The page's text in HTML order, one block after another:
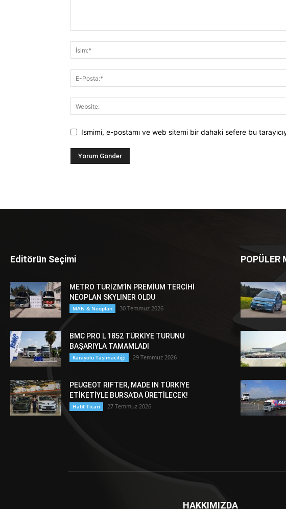
Ismimi, e-postamı ve web sitemi bir dahaki sefere bu
Editörün Seçimi
METRO TURİZM’İN PREMİUM TERCİHİ
NEOPLAN SKYLINER OLDU
MAN & Neoplan 30 Temmuz 2026
BMC PRO L 1852 TÜRKİYE TURUNU
BAŞARIYLA TAMAMLADI
Karayolu Taşımacılığı 29 Temmuz 2026
PEUGEOT RIFTER, MADE IN TÜRKİYE
ETİKETİYLE BURSA’DA ÜRETİLECEK!
Hafif Ticari 27 Temmuz 2026
POPÜLER
HAKKIMIZDA